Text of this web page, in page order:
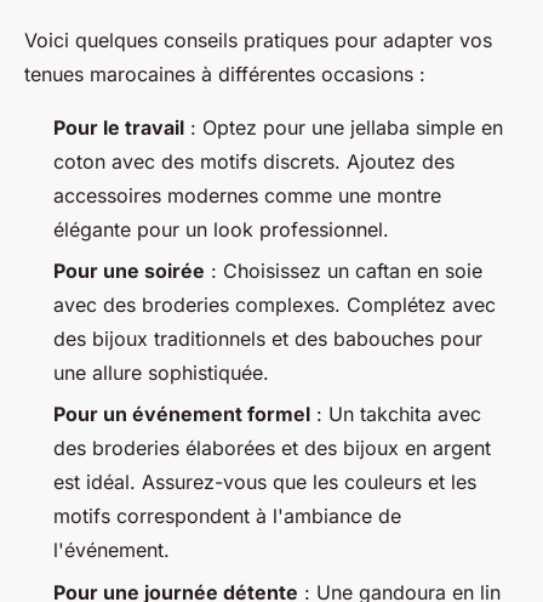
Voici quelques conseils pratiques pour adapter vos
tenues marocaines à différentes occasions :
Pour le travail : Optez pour une jellaba simple en
coton avec des motifs discrets. Ajoutez des
accessoires modernes comme une montre
élégante pour un look professionnel.
Pour une soirée : Choisissez un caftan en soie
avec des broderies complexes. Complétez avec
des bijoux traditionnels et des babouches pour
une allure sophistiquée.
Pour un événement formel : Un takchita avec
des broderies élaborées et des bijoux en argent
est idéal. Assurez-vous que les couleurs et les
motifs correspondent à l'ambiance de
l'événement.
Pour une journée détente : Une gandoura en lin